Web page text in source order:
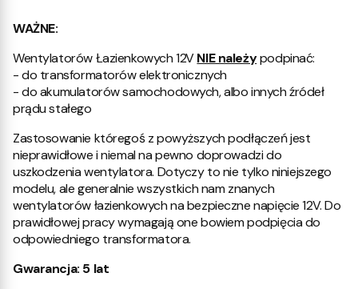
WAŻNE:
Wentylatorów Łazienkowych 12VNIE należypodpinać:
- do transformatorów elektronicznych
- do akumulatorów samochodowych, albo innych źródeł
prądu stałego
Zastosowanie któregoś z powyższych podłączeń jest
nieprawidłowe i niemal na pewno doprowadzi do
uszkodzenia wentylatora. Dotyczy to nie tylko niniejszego
modelu, ale generalnie wszystkich nam znanych
wentylatorów łazienkowych na bezpieczne napięcie 12V. Do
prawidłowej pracy wymagają one bowiem podpięcia do
odpowiedniego transformatora.
Gwarancja: 5 lat